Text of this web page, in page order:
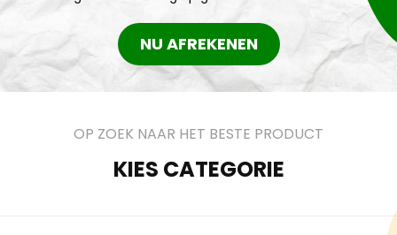
NU AFREKENEN
OP ZOEK NAAR HET BESTE PRODUCT
KIES CATEGORIE